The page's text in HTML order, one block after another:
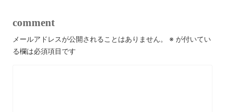
comment
メールアドレスが公開されることはありません。 ※ が付いてい
る欄は必須項目です